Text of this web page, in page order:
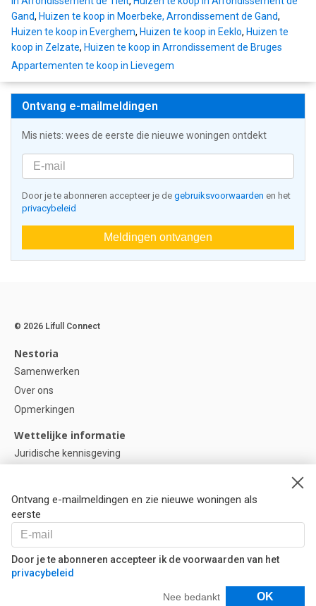
Gand, Huizen te koop in Moerbeke, Arrondissement de Gand,
Huizen te koop in Everghem, Huizen te koop in Eeklo, Huizen te
koop in Zelzate, Huizen te koop in Arrondissement de Bruges
Appartementen te koop in Lievegem
Ontvang e-mailmeldingen
Mis niets: wees de eerste die nieuwe woningen ontdekt
Door je te abonneren accepteer je de gebruiksvoorwaarden en het
privacybeleid
Meldingen ontvangen
Ontvang e-mailmeldingen en zie nieuwe woningen als
eerste
Door je te abonneren accepteer ik de voorwaarden van het
privacybeleid
Nee bedankt OK
Filters
© 2026 Lifull Connect
Nestoria
Samenwerken
Over ons
Opmerkingen
Wettelijke informatie
Juridische kennisgeving
Cookie instellingen
Help
Vragen
Onze partners